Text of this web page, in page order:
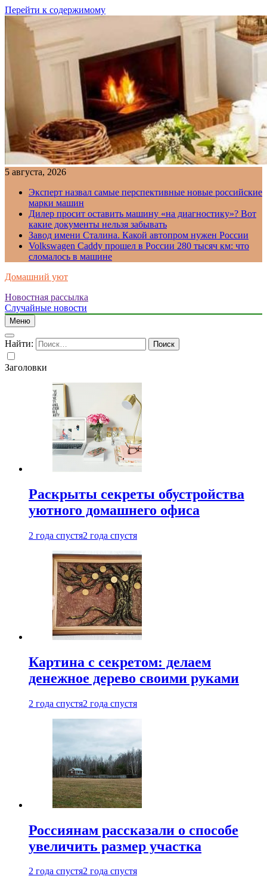
Перейти к содержимому
5 августа, 2026
Эксперт назвал самые перспективные новые российские
марки машин
Дилер просит оставить машину «на диагностику»? Вот
какие документы нельзя забывать
Завод имени Сталина. Какой автопром нужен России
Volkswagen Caddy прошел в России 280 тысяч км: что
сломалось в машине
Домашний уют
Новостная рассылка
Случайные новости
Меню
Найти:
Заголовки
Раскрыты секреты обустройства
уютного домашнего офиса
2 года спустя2 года спустя
Картина с секретом: делаем
денежное дерево своими руками
2 года спустя2 года спустя
Россиянам рассказали о способе
увеличить размер участка
2 года спустя2 года спустя